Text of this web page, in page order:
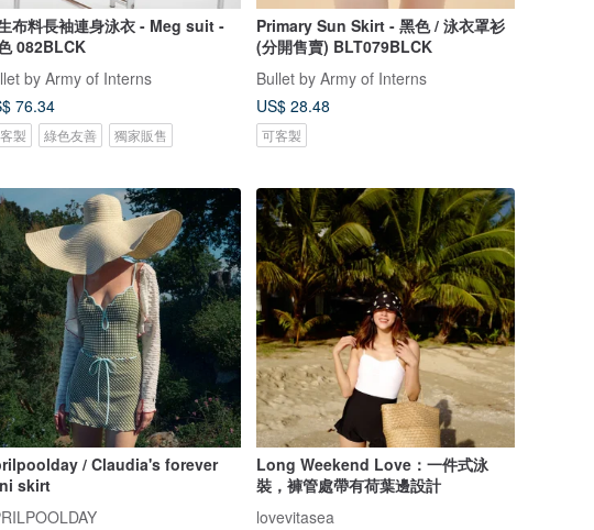
布料長袖連身泳衣 - Meg suit -
082BLCK
by Army of Interns
76.34
製 綠色友善 獨家販售
Primary Sun Skirt - 黑色 / 泳衣罩衫
(分開售賣) BLT079BLCK
Bullet by Army of Interns
US$ 28.48
可客製
/ Claudia's forever
skirt
Long Weekend Love：一件式泳
裝，褲管處帶有荷葉邊設計
lovevitasea